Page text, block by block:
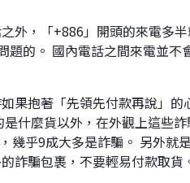
外，「+886」開頭的來電多
的。 國內電話之間來電並不
果抱著「先領先付款再說」的
什麼貨以外，在外觀上這些
乎9成大多是詐騙。 另外就
詐騙包裹，不要輕易付款取貨